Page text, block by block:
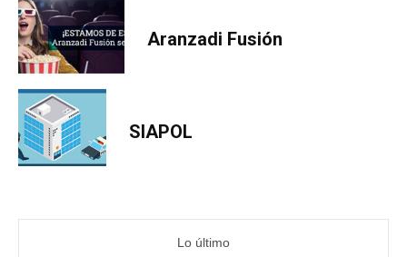
Aranzadi Fusión
SIAPOL
Lo último